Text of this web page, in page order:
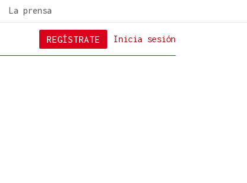
La prensa
Inicia sesión
REGÍSTRATE